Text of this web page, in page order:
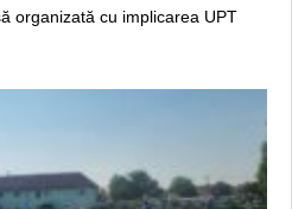
organizată cu implicarea UPT